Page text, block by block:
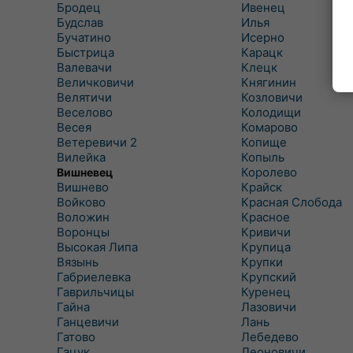
Бродец
Будслав
Бучатино
Быстрица
Валевачи
Величковичи
Велятичи
Веселово
Весея
Ветеревичи 2
Вилейка
Вишневец
Вишнево
Войково
Воложин
Воронцы
Высокая Липа
Вязынь
Габриелевка
Гаврильчицы
Гайна
Ганцевичи
Гатово
Ивенец
Илья
Исерно
Карацк
Клецк
Княгинин
Козловичи
Колодищи
Комарово
Копище
Копыль
Королево
Крайск
Красная Слобода
Красное
Кривичи
Крупица
Крупки
Крупский
Куренец
Лазовичи
Лань
Лебедево